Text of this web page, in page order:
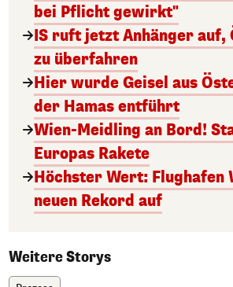
bei Pflicht gewirkt"
IS ruft jetzt Anhänger
zu überfahren
Hier wurde Geisel aus
der Hamas entführt
Wien-Meidling an Bord!
Europas Rakete
Höchster Wert: Flughafen
neuen Rekord auf
Weitere Storys